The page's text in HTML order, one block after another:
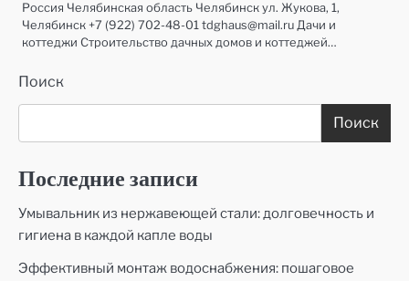
Россия Челябинская область Челябинск ул. Жукова, 1,
Челябинск +7 (922) 702-48-01 tdghaus@mail.ru Дачи и
коттеджи Строительство дачных домов и коттеджей…
Поиск
Поиск
Последние записи
Умывальник из нержавеющей стали: долговечность и
гигиена в каждой капле воды
Эффективный монтаж водоснабжения: пошаговое